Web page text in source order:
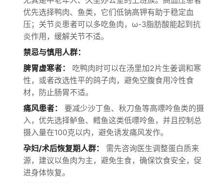
优先选择鸭肉、鱼类，它们低钠高钾有助于稳定血
压；关节炎患者可以多吃鱼肉，ω-3脂肪酸能起到抗
炎作用，缓解关节不适。
禁忌与慎用人群：
脾胃虚寒者：
吃鸭肉时可以在汤里加2片生姜调和寒
性，或者改选性平的鸽子肉，避免空腹食用冷性食
材，防止肠胃不适。
痛风患者：
要减少沙丁鱼、秋刀鱼等高嘌呤鱼类的摄
入，优先选择鲈鱼、鳕鱼这类低嘌呤鱼，并且控制总
摄入量在100克以内，避免诱发痛风发作。
孕妇/术后恢复期人群：
需先咨询医生调整蛋白质来
源，建议以鱼肉为主，避免生食，确保饮食安全，促
进身体恢复。